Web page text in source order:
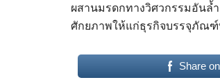
ผสานมรดกทางวิศวกรรมอันล้
ศักยภาพให้แก่ธุรกิจบรรจุภัณฑ์
Share